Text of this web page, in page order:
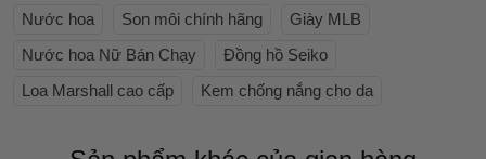
Nước hoa
Son môi chính hãng
Giày MLB
Nước hoa Nữ Bán Chạy
Đồng hồ Seiko
Loa Marshall cao cấp
Kem chống nắng cho da